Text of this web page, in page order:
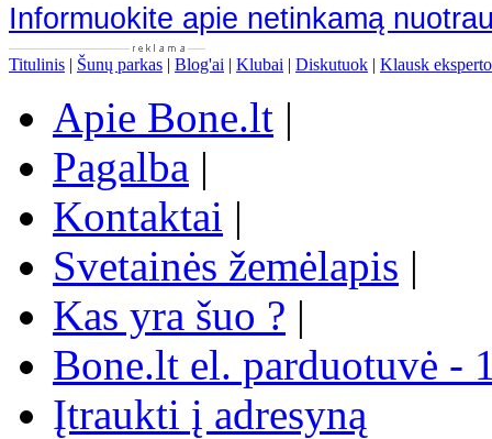
Informuokite apie netinkamą
Titulinis | Šunų parkas | Blog'ai | Klubai | Diskutuok | Klausk eksperto
Apie Bone.lt |
Pagalba |
Kontaktai |
Svetainės žemėlapis |
Kas yra šuo ? |
Bone.lt el. parduotuvė -
Įtraukti į adresyną